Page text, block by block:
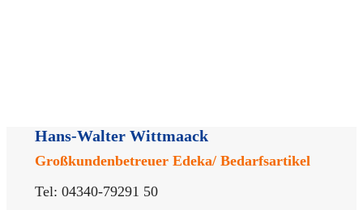
Hans-Walter Wittmaack
Großkundenbetreuer Edeka/ Bedarfsartikel
Tel: 04340-79291 50